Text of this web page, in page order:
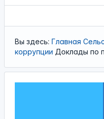
Вы здесь: Главная
коррупции Доклады по